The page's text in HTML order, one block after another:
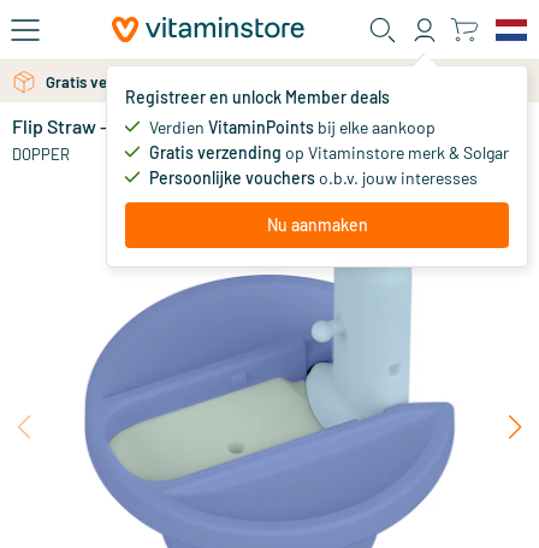
Ga naar de hoofdinhoud
Registreer en unlock Member deals
Verdien VitaminPoints bij elke aankoop
Gratis verzending op Vitaminstore merk & Solgar
Persoonlijke voucherso.b.v. jouw interesses
Nu aanmaken
Gratis verzending vanaf 25 euro
Gratis persoonlijk advies via chat of email
Flip Straw - Seafoam Sorbet
DOPPER 9.
NIEUW